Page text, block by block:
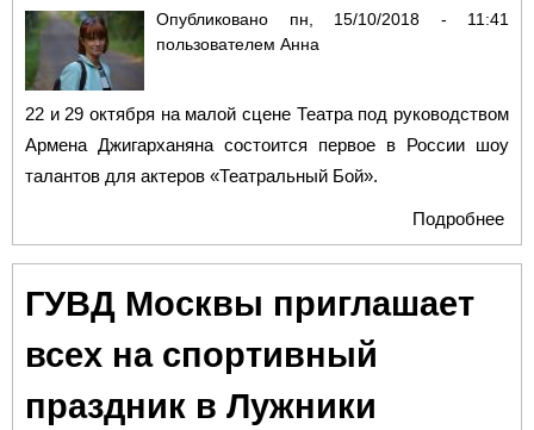
Опубликовано пн, 15/10/2018 - 11:41
пользователем Анна
22 и 29 октября на малой сцене Театра под руководством
Армена Джигарханяна состоится первое в России шоу
талантов для актеров «Театральный Бой».
Подробнее
ГУВД Москвы приглашает
всех на спортивный
праздник в Лужники